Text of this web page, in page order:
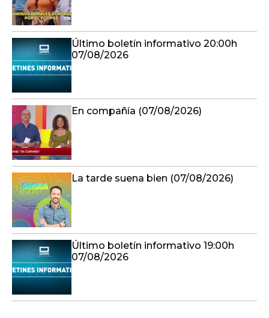
Último boletín informativo 20:00h
07/08/2026
En compañía (07/08/2026)
La tarde suena bien (07/08/2026)
Último boletín informativo 19:00h
07/08/2026